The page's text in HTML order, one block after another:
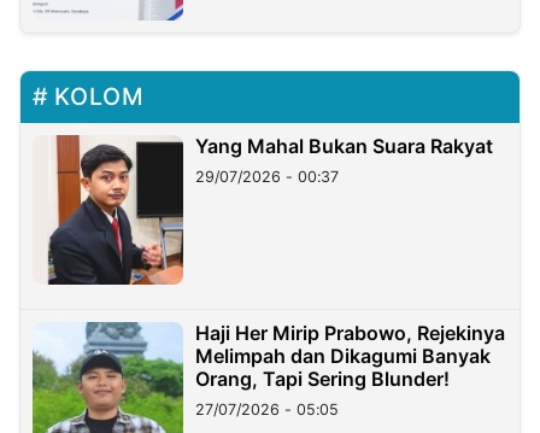
KOLOM
Yang Mahal Bukan Suara Rakyat
29/07/2026 - 00:37
Haji Her Mirip Prabowo, Rejekinya
Melimpah dan Dikagumi Banyak
Orang, Tapi Sering Blunder!
27/07/2026 - 05:05